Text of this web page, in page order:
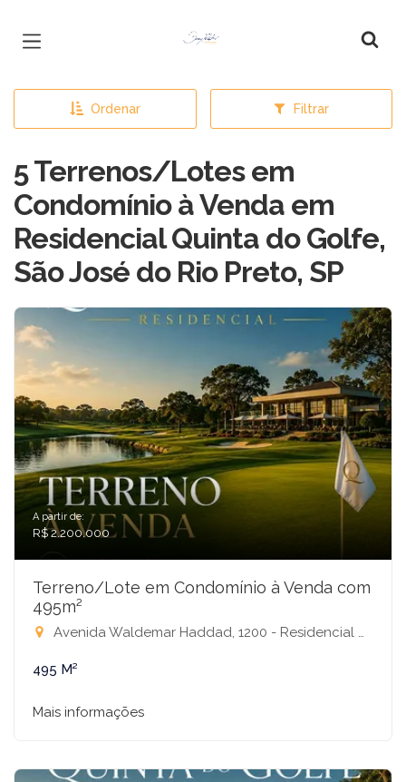
Página inicial
Ordenar Filtrar
5 Terrenos/Lotes em
Condomínio à Venda em
Residencial Quinta do Golfe,
São José do Rio Preto, SP
A partir de:
R$ 2.200.000
Terreno/Lote em Condomínio à Venda com
495m²
Avenida Waldemar Haddad, 1200 - Residencial Quinta do Golfe, São José do Rio Preto-SP
495 M²
Mais informações